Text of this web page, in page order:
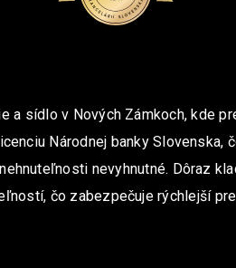
a sídlo v Nových Zámkoch, kde
Národnej banky Slovenska,
nevyhnutné. Dôraz
čo zabezpečuje rýchlejší